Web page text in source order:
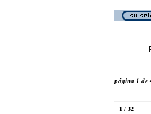
página 1 de
1 / 32